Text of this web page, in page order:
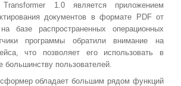
1.0 является приложением
документов в формате PDF от
базе распространенных операционных
программы обратили внимание на
что позволяет его использовать в
большинству пользователей.
обладает большим рядом функций